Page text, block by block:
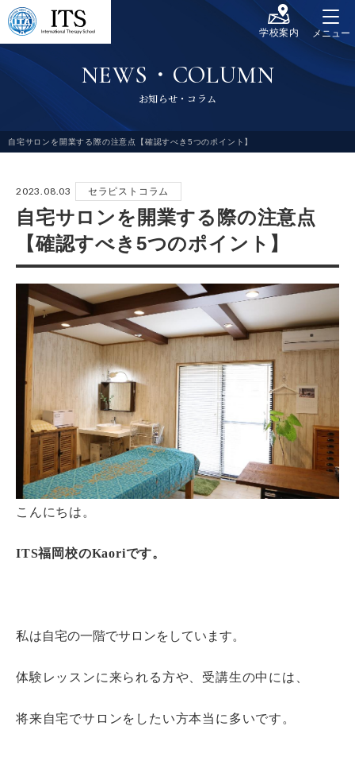
学校案内 メニュー
自宅サロンを開業する際の注意点【確認すべき5つのポイント】
NEWS ・ COLUMN
お知らせ ・ コ ラム
2023.08.03 セラピストコラム
自宅サロンを開業する際の注意点
【確認すべき5つのポイント】
こんにちは。
ITS福岡校のKaoriです。
私は自宅の一階でサロンをしています。
体験レッスンに来られる方や、受講生の中には、
将来自宅でサロンをしたい方本当に多いです。